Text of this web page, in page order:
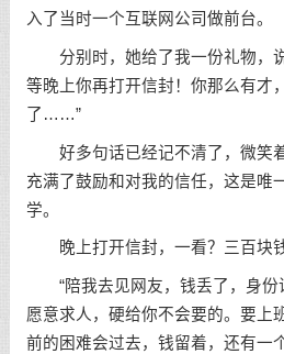
入了当时一个互联网公司做前台。
分别时，她给了我一份礼物，说
等晚上你再打开信封！你那么有才
了……”
好多句话已经记不清了，微笑
充满了鼓励和对我的信任，这是唯
学。
晚上打开信封，一看？三百块钱
“陪我去见网友，钱丢了，身份
愿意求人，硬给你不会要的。要上
前的困难会过去，钱留着，还有